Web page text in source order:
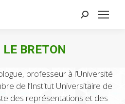
Search:
LE BRETON
professeur à l’Université
de l’Institut Universitaire de
des représentations et des